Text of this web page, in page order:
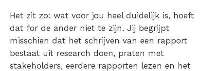
Het zit zo: wat voor jou heel duidelijk is, hoeft
dat for de ander niet te zijn. Jij begrijpt
misschien dat het schrijven van een rapport
bestaat uit research doen, praten met
stakeholders, eerdere rapporten lezen en het